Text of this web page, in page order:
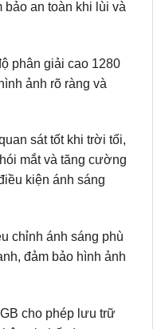
phân giải cao 1280
sát tốt khi trời tối,
kiện ánh sáng
chỉnh ánh sáng phù
cho phép lưu trữ